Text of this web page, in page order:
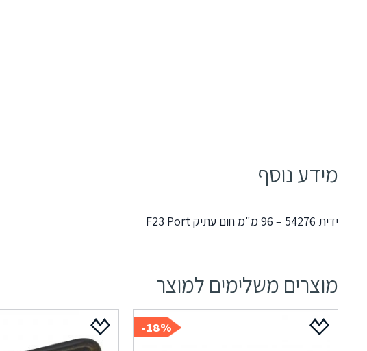
מידע נוסף
ידית 54276 – 96 מ"מ חום עתיק F23 Port
מוצרים משלימים למוצר
18%-